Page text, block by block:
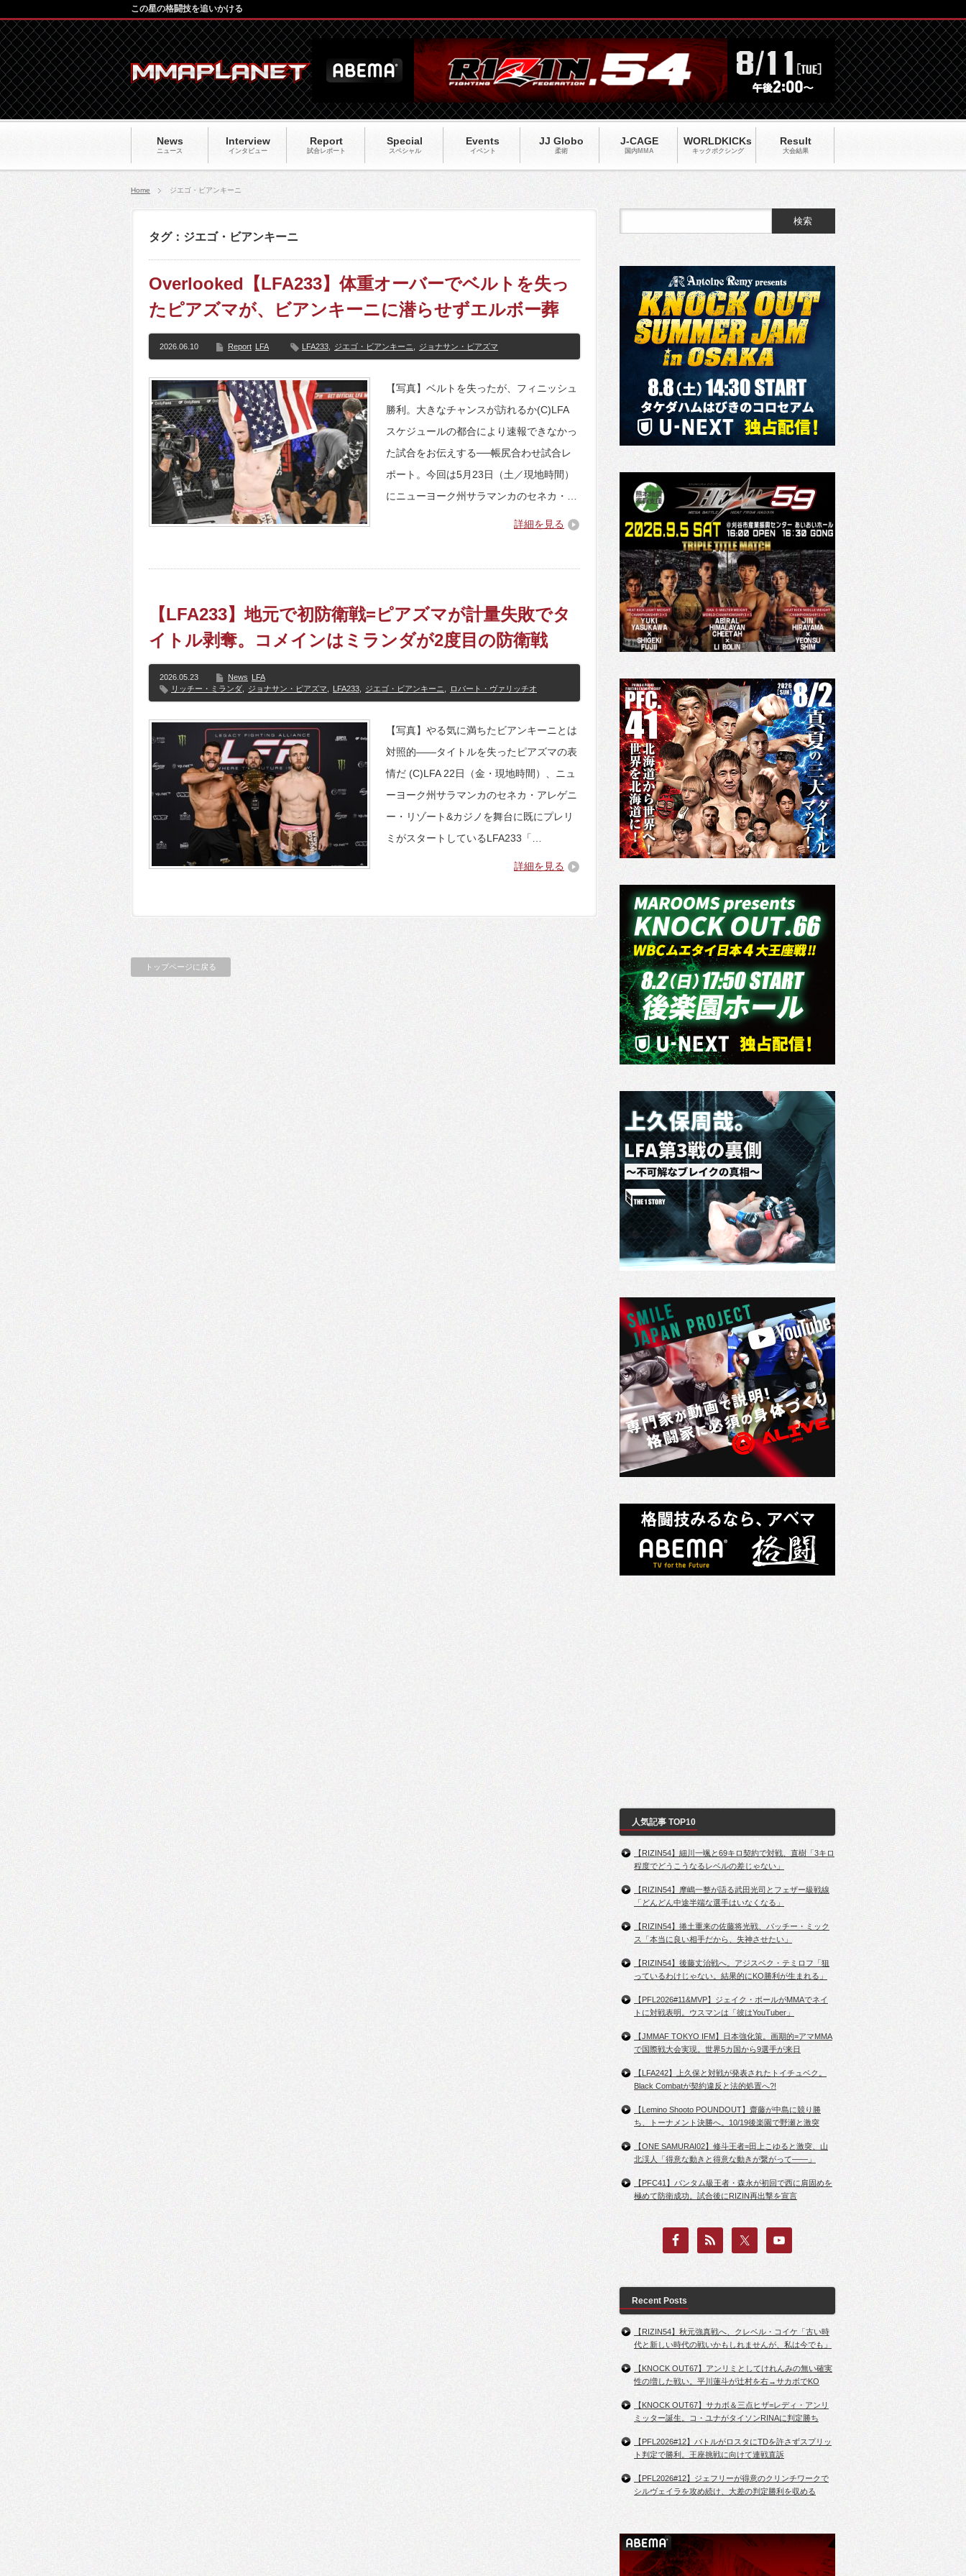
News
ニュース
Interview
インタビュー
Report
試合レポート
Special
スペシャル
Events
イベント
JJ Globo
柔術
J-CAGE
国内MMA
WORLDKICKs
キックポクシング
Result
大会結果
この星の格闘技を追いかける
Home ジエゴ・ビアンキーニ
タグ：ジエゴ・ビアンキーニ
Overlooked【LFA233】体重オーバーでベルトを失っ
たピアズマが、ビアンキーニに潜らせずエルボー葬
2026.06.10 Report LFA LFA233 ジエゴ・ビアンキーニ ジョナサン・ピアズマ
【写真】ベルトを失ったが、フィニッシュ
勝利。大きなチャンスが訪れるか(C)LFA
スケジュールの都合により速報できなかっ
た試合をお伝えする──帳尻合わせ試合レ
ポート。今回は5月23日（土／現地時間）
にニューヨーク州サラマンカのセネカ・…
詳細を見る
【LFA233】地元で初防衛戦=ピアズマが計量失敗でタ
イトル剥奪。コメインはミランダが2度目の防衛戦
2026.05.23 News LFA
リッチー・ミランダ
ジョナサン・ピアズマ LFA233 ジエゴ・ビアンキーニ ロバート・ヴァリッチオ
【写真】やる気に満ちたビアンキーニとは
対照的――タイトルを失ったピアズマの表
情だ (C)LFA 22日（金・現地時間）、ニュ
ーヨーク州サラマンカのセネカ・アレゲニ
ー・リゾート&カジノを舞台に既にプレリ
ミがスタートしているLFA233「…
詳細を見る
トップページに戻る
人気記事 TOP10
【RIZIN54】細川一颯と69キロ契約で対戦、直樹「3キロ
程度でどうこうなるレベルの差じゃない」
【RIZIN54】摩嶋一整が語る武田光司とフェザー級戦線
「どんどん中途半端な選手はいなくなる」
【RIZIN54】捲土重来の佐藤将光戦、パッチー・ミック
ス「本当に良い相手だから、失神させたい」
【RIZIN54】後藤丈治戦へ。アジスベク・テミロフ「狙
っているわけじゃない。結果的にKO勝利が生まれる」
【PFL2026#11&MVP】ジェイク・ポールがMMAでネイ
トに対戦表明。ウスマンは「彼はYouTuber」
【JMMAF TOKYO IFM】日本強化策。画期的=アマMMA
で国際戦大会実現。世界5カ国から9選手が来日
【LFA242】上久保と対戦が発表されたトイチュベク。
Black Combatが契約違反と法的処置へ?!
【Lemino Shooto POUNDOUT】齋藤が中島に競り勝
ち、トーナメント決勝へ。10/19後楽園で野瀬と激突
【ONE SAMURAI02】修斗王者=田上こゆると激突、山
北渓人「得意な動きと得意な動きが繋がって――」
【PFC41】バンタム級王者・森永が初回で西に肩固めを
極めて防衛成功。試合後にRIZIN再出撃を宣言
Recent Posts
【RIZIN54】秋元強真戦へ、クレベル・コイケ「古い時
代と新しい時代の戦いかもしれませんが、私は今でも」
【KNOCK OUT67】アンリミとしてけれんみの無い確実
性の増した戦い。平川蓮斗が辻村を右→サカボでKO
【KNOCK OUT67】サカボ＆三点ヒザ=レディ・アンリ
ミッター誕生。コ・ユナがタイソンRINAに判定勝ち
【PFL2026#12】バトルがロスタにTDを許さずスプリッ
ト判定で勝利。王座挑戦に向けて連戦直訴
【PFL2026#12】ジェフリーが得意のクリンチワークで
シルヴェイラを攻め続け、大差の判定勝利を収める